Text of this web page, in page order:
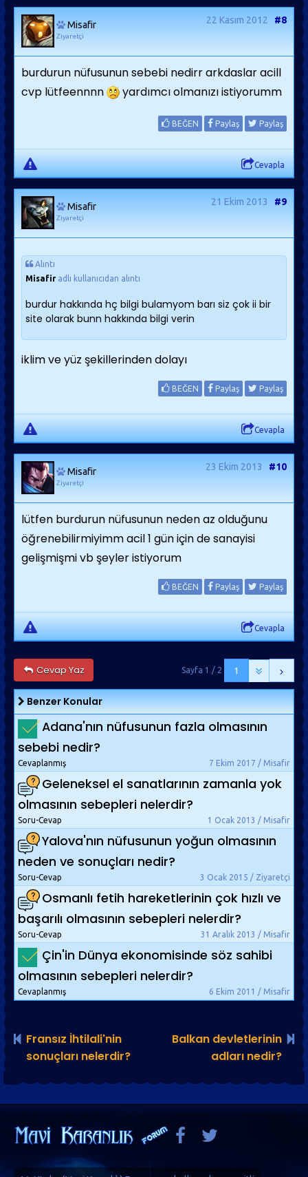
Misafir
Ziyaretçi
22 Kasım 2012 #8
burdurun nüfusunun sebebi nedirr arkdaslar acill
cvp lütfeennnn
yardımcı olmanızı istiyorumm
BEĞEN Paylaş Paylaş
Cevapla
Misafir
Ziyaretçi
21 Ekim 2013 #9
Alıntı
Misafir adlı kullanıcıdan alıntı
burdur hakkında hç bilgi bulamyom barı siz çok ii bir
site olarak bunn hakkında bilgi verin
iklim ve yüz şekillerinden dolayı
BEĞEN Paylaş Paylaş
Cevapla
Misafir
Ziyaretçi
23 Ekim 2013 #10
lütfen burdurun nüfusunun neden az olduğunu
öğrenebilirmiyimm acil 1 gün için de sanayisi
gelişmişmi vb şeyler istiyorum
BEĞEN Paylaş Paylaş
Cevapla
Cevap Yaz 1
Sayfa 1 / 2
Benzer Konular
Adana'nın nüfusunun fazla olmasının
sebebi nedir?
7 Ekim 2017 / Misafir
Cevaplanmış
Geleneksel el sanatlarının zamanla yok
olmasının sebepleri nelerdir?
1 Ocak 2013 / Misafir
Soru-Cevap
Yalova'nın nüfusunun yoğun olmasının
neden ve sonuçları nedir?
3 Ocak 2015 / Ziyaretçi
Soru-Cevap
Osmanlı fetih hareketlerinin çok hızlı ve
başarılı olmasının sebepleri nelerdir?
31 Aralık 2013 / Misafir
Soru-Cevap
Çin'in Dünya ekonomisinde söz sahibi
olmasının sebepleri nelerdir?
6 Ekim 2011 / Misafir
Cevaplanmış
Fransız İhtilali'nin
sonuçları nelerdir?
Balkan devletlerinin
adları nedir?